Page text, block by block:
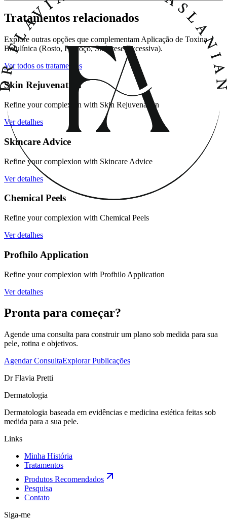
Tratamentos relacionados
Explore outras opções que complementam Aplicação de Toxina
Botulínica (Rosto, Pescoço, Sudorese Excessiva).
Ver todos os tratamentos
Skin Rejuvenation
Refine your complexion with Skin Rejuvenation
Ver detalhes
Skincare Advice
Refine your complexion with Skincare Advice
Ver detalhes
Chemical Peels
Refine your complexion with Chemical Peels
Ver detalhes
Profhilo Application
Refine your complexion with Profhilo Application
Ver detalhes
Pronta para começar?
Agende uma consulta para construir um plano sob medida para sua
pele, rotina e objetivos.
Agendar ConsultaExplorar Publicações
Dr Flavia Pretti
Dermatologia
Dermatologia baseada em evidências e medicina estética feitas sob
medida para a sua pele.
Links
Minha História
Tratamentos
Produtos Recomendados
Pesquisa
Contato
Siga-me